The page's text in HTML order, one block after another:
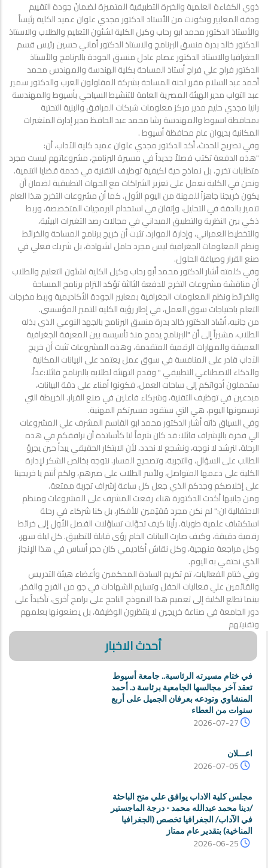
ذوي الكفاءة العلمية والخبرة التطبيقية المتميزة لضمانٌ جودة التقييم
ودقة المعايير وتكونت من الأستاذ الدكتور مجدي علوان عميد الكلية رئيساً
والأستاذ الدكتور محمد ابو رحاب وكيل الكلية لشئون التعليم والطلاب والاستاذ
الدكتور خالد بدرة منسق البرنامج والاستاذ الدكتور أماني حسين رئيس قسم
الجغرافيا والاستاذ الدكتور عصام عادل منسق الجودة بالبرنامج والأستاذ
الدكتور فراج علي فراج أستاذ المساحة بكلية الهندسة والمهندس محمد
أحمد عبد السلام مقرر لجنة المساحة بشركة المقاولون العرب والدكتور سمير
عبد التواب مدير الهيئة المصرية العامة للتنشيط السياحي بأسيوط والمهندسة
رانيا مجدي حليم مدير مركز معلومات شبكات المرافق والبنية التحتية
بمحافظة اسيوط والمهندسة رشا محمد عبد الحافظ مدير إدارة المتغيرات
المكانية بديوان عام محافظة أسيوط .
وفي تصريح للحدث، أكد الدكتور مجدي علوان عميد كلية الآداب، أن:
"هذه الدفعة تكتب فصلاً جديداً في مسيرة البرنامج، مشروعاتهم ليست مجرد
متطلبات تخرج، بل نماذج حية لكيفية توظيف التقنية في خدمة قضايا التنمية.
ونحن في الكلية نعمل على تعزيز الشراكات مع الجهات التطبيقية لضمان أن
يكون خريجنا جاهزاً للمهنة من اليوم الأول. كما أن مشروعات التخرج هذا العام
تتميز بالدقة في التحليل، وإتقان في استخدام البرمجيات المتخصصة، وربط
ذكي بين النظرية والتطبيق الميداني في مجالات رصد التغيرات البيئية،
والتخطيط العمراني، وإدارة الموارد، تثبت أن خريج برنامج المساحة والخرائط
ونظم المعلومات الجغرافية ليس مجرد حامل لشهادة، بل شريك فعلي في
صنع القرار وصياغة الحلول.
وفي كلمته أشار الدكتور محمد أبو رحاب وكيل الكلية لشئون التعليم والطلاب
أن مناقشة مشروعات التخرج للدفعة الثالثة تؤكد التزام برنامج المساحة
والخرائط ونظم المعلومات الجغرافية بمعايير الجودة الأكاديمية وربط مخرجات
التعلم باحتياجات سوق العمل، في إطار رؤية الكلية للتميز المؤسسي.
من جانبه، أشاد الدكتور خالد بدرة منسق البرنامج بالجهد النوعي الذي بذله
الطلاب، مشيراً إلى أن "البرنامج يدمج منذ تأسيسه بين المعرفة الجغرافية
العميقة والمهارات الرقمية المتقدمة، وهذه المشروعات تثبت أن خريج
الآداب قادر على المنافسة في سوق عمل يعتمد على البيانات المكانية
والذكاء الاصطناعي التطبيقي " وقدم التهنئة لطلابه بالبرنامج قائلا:غداً،
ستحملون أدواتكم إلى ساحات العمل، فكونوا أمناء على دقة البيانات،
مبدعين في توظيف التقنية، وشركاء فاعلين في صنع القرار. الخريطة التي
ترسمونها اليوم، هي التي ستقود مسيرتكم المهنية.
وفي السياق ذاته أشار الدكتور محمد ابو القاسم المشرف علي المشروعات
الي فخرة بالإشراف قائلا: قد كان شرفاً لنا كأساتذة أن نرافقكم في هذه
الرحلة، لنرشد لا نوجه، ونشجع لا نحدد، لأن الابتكار الحقيقي يبدأ حين يجرؤ
الطالب على السؤال، والتجربة، وتصحيح المسار. نتوجه بخالص الشكر لإدارة
الكلية على دعمها المتواصل، ولأسر الطلاب على صبرهم، ولكم أنتم يا خريجينا
على إخلاصكم وجدكم الذي جعل كل ساعة إشراف تجربة ممتعة.
ومن جانبها أكدت الدكتورة هناء رفعت المشرف على المشروعات ومنظم
الاحتفالية ان:" لم نكن مجرد مُقيّمين للأفكار، بل كنا شركاء في رحلة
استكشاف علمية طويلة. رأينا كيف تحوّلت تساؤلات الفصل الأول إلى خرائط
رقمية دقيقة، وكيف صارت البيانات الخام رؤى قابلة للتطبيق. كل ليلة سهر،
وكل مراجعة منهجية، وكل نقاش أكاديمي كان حجر أساس في هذا الإنجاز
الذي نحتفي به اليوم.
وفي ختام الفعاليات، تم تكريم السادة المحكمين وأعضاء هيئة التدريس
والقائمين علي فعاليات الحفل وتسليم الشهادات في جو من الفرح والفخر،
بينما تطلع الكلية إلى تعميم هذا النموذج الناجح على برامج أخرى، تأكيداً على
دور الجامعة في صناعة خريجين لا ينتظرون الوظيفة، بل يصنعونها بعلمهم
وتقنيتهم
أحدث الاخبار
في ختام مسيرته الرئاسية.. جامعة أسيوط
تعقد آخر مجالسها الجامعية برئاسة د. أحمد
المنشاوي وتودعه بعرفان الجميل على أربع
سنوات من العطاء
2026-07-27
اعـــلان
2026-07-05
مجلس كلية الاداب يوافق علي منح الباحثة
/دينا محمد عبدالله محمد - درجة الماجستير
في الآداب/ الجغرافيا تخصص (الجغرافيا
المناخية) بتقدير عام ممتاز
2026-06-25